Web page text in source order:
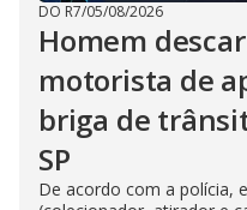
DO R7/05/08/2026
Homem
motorista de
briga de
SP
De acordo com a polícia,